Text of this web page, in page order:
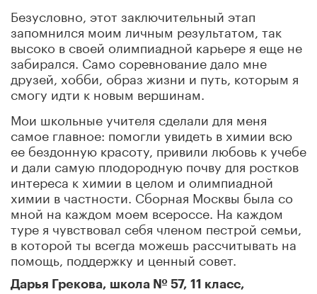
Безусловно, этот заключительный этап
запомнился моим личным результатом, так
высоко в своей олимпиадной карьере я еще не
забирался. Само соревнование дало мне
друзей, хобби, образ жизни и путь, которым я
смогу идти к новым вершинам.
Мои школьные учителя сделали для меня
самое главное: помогли увидеть в химии всю
ее бездонную красоту, привили любовь к учебе
и дали самую плодородную почву для ростков
интереса к химии в целом и олимпиадной
химии в частности. Сборная Москвы была со
мной на каждом моем всероссе. На каждом
туре я чувствовал себя членом пестрой семьи,
в которой ты всегда можешь рассчитывать на
помощь, поддержку и ценный совет.
Дарья Грекова, школа № 57, 11 класс,